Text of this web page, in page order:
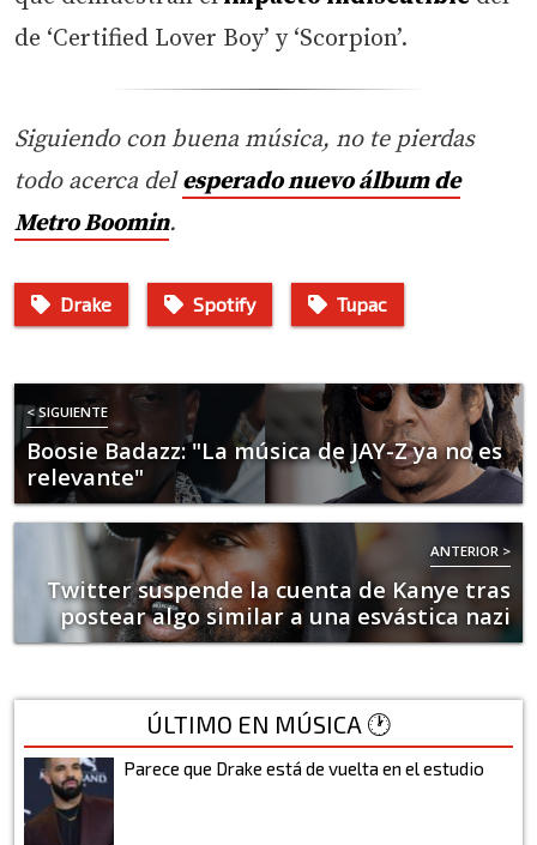
de ‘Certified Lover Boy’ y ‘Scorpion’.
Siguiendo con buena música, no te pierdas
todo acerca delesperado nuevo álbum de
Metro Boomin.
Drake Spotify Tupac
< SIGUIENTE
Boosie Badazz: "La música de JAY-Z ya no es
relevante"
ANTERIOR >
Twitter suspende la cuenta de Kanye tras
postear algo similar a una esvástica nazi
ÚLTIMO EN MÚSICA 🕐
Parece que Drake está de vuelta en el estudio